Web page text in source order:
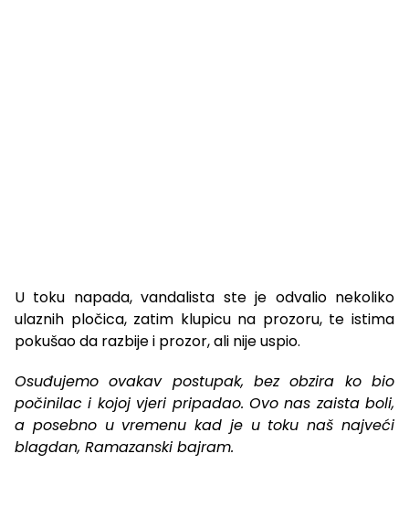
U toku napada, vandalista ste je odvalio nekoliko
ulaznih pločica, zatim klupicu na prozoru, te istima
pokušao da razbije i prozor, ali nije uspio.
Osuđujemo ovakav postupak, bez obzira ko bio
počinilac i kojoj vjeri pripadao. Ovo nas zaista boli,
a posebno u vremenu kad je u toku naš najveći
blagdan, Ramazanski bajram.